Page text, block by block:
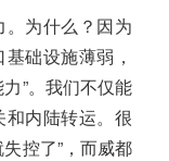
为什么？因为
础设施薄弱，
”。我们不仅能
内陆转运。很
控了”，而威都